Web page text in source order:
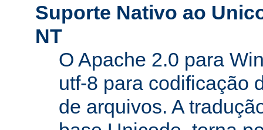
Suporte Nativo ao
NT
O Apache 2.0 para
utf-8 para codificação
de arquivos. A